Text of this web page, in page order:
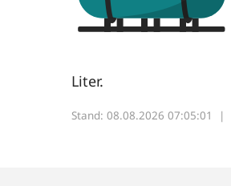
Liter.
Stand: 08.08.2026 07:05:01 |